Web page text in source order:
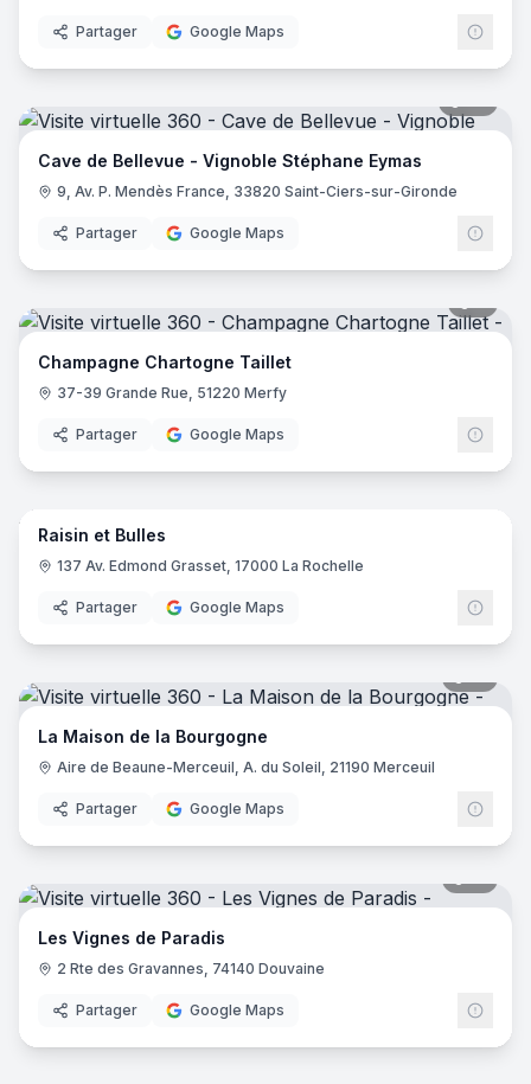
Partager Google Maps
Cave de Bellevue - Vignoble Stéphane Eymas
9, Av. P. Mendès France, 33820 Saint-Ciers-sur-Gironde
Partager Google Maps
Champagne Chartogne Taillet
37-39 Grande Rue, 51220 Merfy
Partager Google Maps
7
Raisin et Bulles
137 Av. Edmond Grasset, 17000 La Rochelle
Partager Google Maps
La Maison de la Bourgogne
Aire de Beaune-Merceuil, A. du Soleil, 21190 Merceuil
Partager Google Maps
Les Vignes de Paradis
2 Rte des Gravannes, 74140 Douvaine
Partager Google Maps